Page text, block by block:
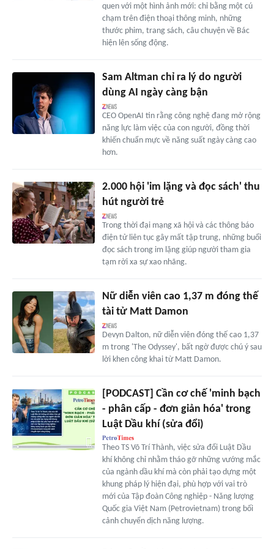
quen với một hình ảnh mới: chỉ bằng một cú
chạm trên điện thoại thông minh, những
thước phim, trang sách, câu chuyện về Bác
hiện lên sống động.
Sam Altman chỉ ra lý do người
dùng AI ngày càng bận
CEO OpenAI tin rằng công nghệ đang mở rộng
năng lực làm việc của con người, đồng thời
khiến chuẩn mực về năng suất ngày càng cao
hơn.
2.000 hội 'im lặng và đọc sách' thu
hút người trẻ
Trong thời đại mạng xã hội và các thông báo
điện tử liên tục gây mất tập trung, những buổi
đọc sách trong im lặng giúp người tham gia
tạm rời xa sự xao nhãng.
Nữ diễn viên cao 1,37 m đóng thế
tài tử Matt Damon
Devyn Dalton, nữ diễn viên đóng thế cao 1,37
m trong 'The Odyssey', bất ngờ được chú ý sau
lời khen công khai từ Matt Damon.
[PODCAST] Cần cơ chế 'minh bạch
- phân cấp - đơn giản hóa' trong
Luật Dầu khí (sửa đổi)
Theo TS Võ Trí Thành, việc sửa đổi Luật Dầu
khí không chỉ nhằm tháo gỡ những vướng mắc
của ngành dầu khí mà còn phải tạo dựng một
khung pháp lý hiện đại, phù hợp với vai trò
mới của Tập đoàn Công nghiệp - Năng lượng
Quốc gia Việt Nam (Petrovietnam) trong bối
cảnh chuyển dịch năng lượng.